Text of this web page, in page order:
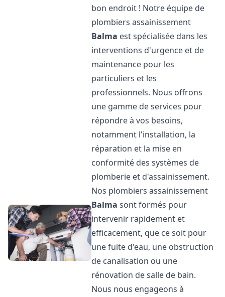
bon endroit ! Notre équipe de
plombiers assainissement
Balma est spécialisée dans les
interventions d'urgence et de
maintenance pour les
particuliers et les
professionnels. Nous offrons
une gamme de services pour
répondre à vos besoins,
notamment l'installation, la
réparation et la mise en
conformité des systèmes de
plomberie et d'assainissement.
Nos plombiers assainissement
Balma sont formés pour
intervenir rapidement et
efficacement, que ce soit pour
une fuite d'eau, une obstruction
de canalisation ou une
rénovation de salle de bain.
Nous nous engageons à